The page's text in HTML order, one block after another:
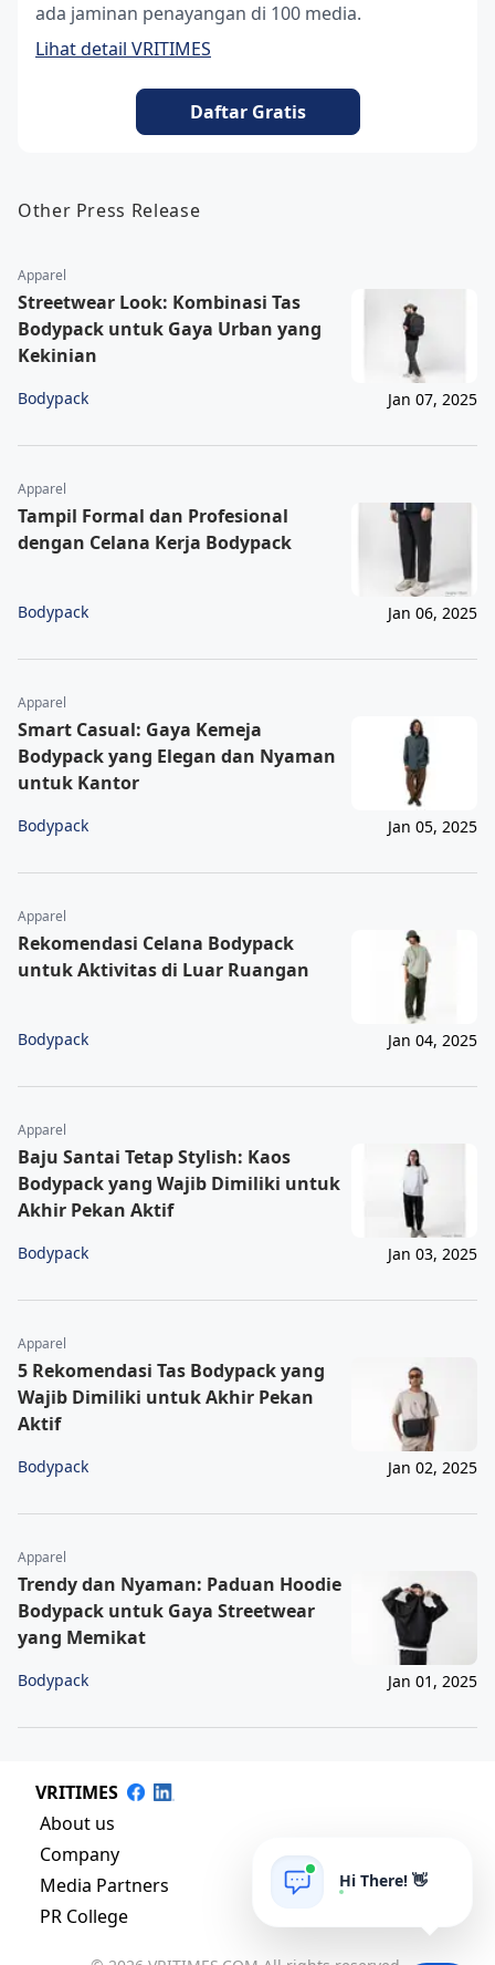
ada jaminan penayangan di 100 media.
Lihat detail VRITIMES
Daftar Gratis
Other Press Release
Apparel
Streetwear Look: Kombinasi Tas
Bodypack untuk Gaya Urban yang
Kekinian
Bodypack Jan 07, 2025
Apparel
Tampil Formal dan Profesional
dengan Celana Kerja Bodypack
Bodypack Jan 06, 2025
Apparel
Smart Casual: Gaya Kemeja
Bodypack yang Elegan dan Nyaman
untuk Kantor
Bodypack Jan 05, 2025
Apparel
Rekomendasi Celana Bodypack
untuk Aktivitas di Luar Ruangan
Bodypack Jan 04, 2025
Apparel
Baju Santai Tetap Stylish: Kaos
Bodypack yang Wajib Dimiliki untuk
Akhir Pekan Aktif
Bodypack Jan 03, 2025
Apparel
5 Rekomendasi Tas Bodypack yang
Wajib Dimiliki untuk Akhir Pekan
Aktif
Bodypack Jan 02, 2025
Apparel
Trendy dan Nyaman: Paduan Hoodie
Bodypack untuk Gaya Streetwear
yang Memikat
Bodypack Jan 01, 2025
VRITIMES
About us
Company
Media Partners
PR College
Hi There! 👋